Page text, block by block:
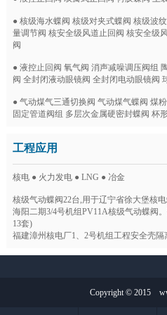
● 核级海水蝶阀 核级对夹式蝶阀 核级波
量调节阀 核安全级风道止回阀 核安全级
阀
● 液控止回阀 氧气阀 消声减噪调压阀组
阀 全封闭液动眼镜阀 全封闭电动眼镜阀
● 气动煤气三通切换阀 气动煤气蝶阀 煤
固定管道阀组 多层次金属硬密封蝶阀 杯
工程应用
核电 ● 火力发电 ● LNG ● 冶金
核级气动蝶阀22台,用于辽宁省徐大堡核
海阳二期3/4号机组PV11A核级气动蝶阀
13套)
福建漳州核电厂1、2号机组工程安全壳隔
Copyright © 2015